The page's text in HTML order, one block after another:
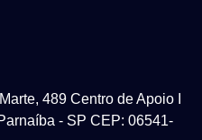
489 Centro de Apoio I
- SP CEP: 06541-